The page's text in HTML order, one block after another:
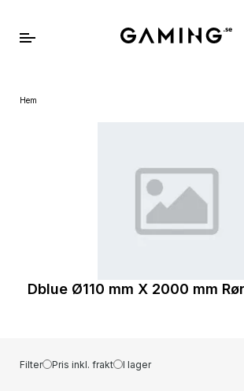
Hem
Dblue Ø110 mm X 2000 mm
Filter Pris inkl. frakt I lager